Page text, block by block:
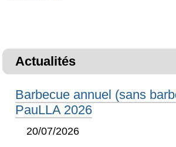
Actualités
Barbecue annuel (sans
PauLLA 2026
20/07/2026